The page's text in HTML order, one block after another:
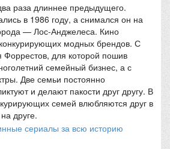
раза длиннее предыдущего.
в 1986 году, а снимался он на
— Лос-Анджелеса. Кино
модных брендов. С
для которой пошив
семейный бизнес, а с
Две семьи постоянно
и делают пакости друг другу. В
семей влюбляются друг в
друге.